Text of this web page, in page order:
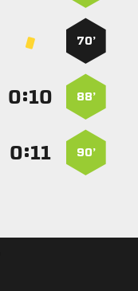
70’
88’
:
90’
: